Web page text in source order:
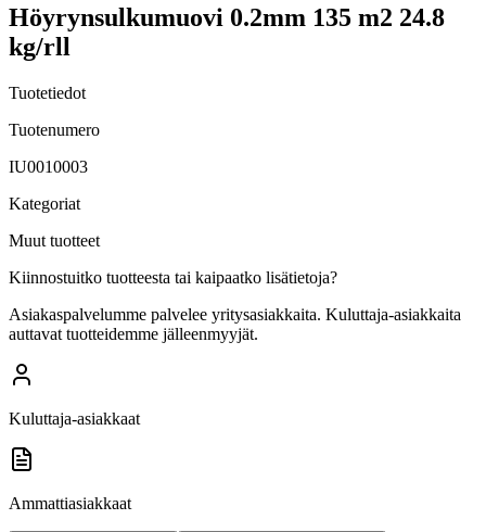
Höyrynsulkumuovi 0.2mm 135 m2 24.8
kg/rll
Tuotetiedot
Tuotenumero
IU0010003
Kategoriat
Muut tuotteet
Kiinnostuitko tuotteesta tai kaipaatko lisätietoja?
Asiakaspalvelumme palvelee yritysasiakkaita. Kuluttaja-asiakkaita
auttavat tuotteidemme jälleenmyyjät.
Kuluttaja-asiakkaat
Ammattiasiakkaat